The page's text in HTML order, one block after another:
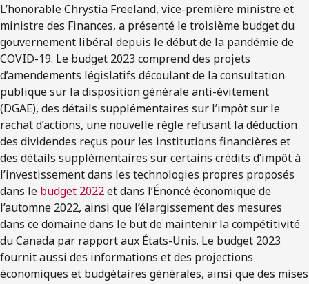
L’honorable Chrystia Freeland, vice-première ministre et
ministre des Finances, a présenté le troisième budget du
gouvernement libéral depuis le début de la pandémie de
COVID-19. Le budget 2023 comprend des projets
d’amendements législatifs découlant de la consultation
publique sur la disposition générale anti-évitement
(DGAE), des détails supplémentaires sur l’impôt sur le
rachat d’actions, une nouvelle règle refusant la déduction
des dividendes reçus pour les institutions financières et
des détails supplémentaires sur certains crédits d’impôt à
l’investissement dans les technologies propres proposés
dans le budget 2022et dans l’Énoncé économique de
l’automne 2022, ainsi que l’élargissement des mesures
dans ce domaine dans le but de maintenir la compétitivité
du Canada par rapport aux États-Unis. Le budget 2023
fournit aussi des informations et des projections
économiques et budgétaires générales, ainsi que des mises